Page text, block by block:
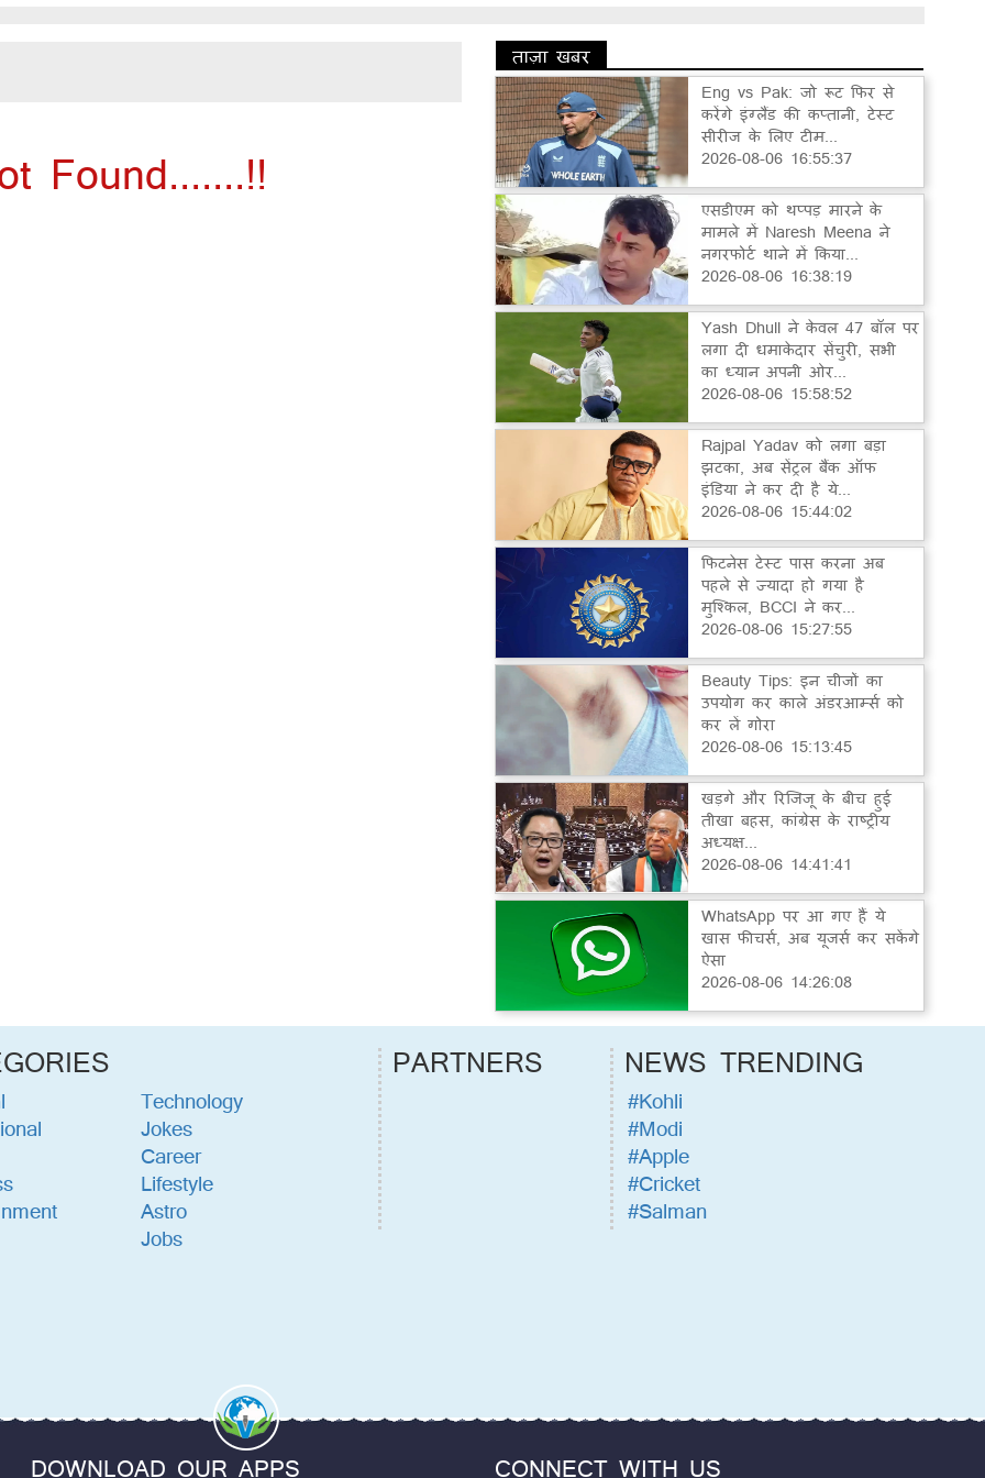
Found.......!!
ताज़ा खबर
Eng vs Pak: जो रूट फिर से
करेंगे इंग्लैंड की कप्तानी, टेस्ट
सीरीज के लिए टीम...
2026-08-06 16:55:37
एसडीएम को थप्पड़ मारने के
मामले में Naresh Meena ने
नगरफोर्ट थाने में किया...
2026-08-06 16:38:19
Yash Dhull ने केवल 47 बॉल पर
लगा दी धमाकेदार सेंचुरी, सभी
का ध्यान अपनी ओर...
2026-08-06 15:58:52
Rajpal Yadav को लगा बड़ा
झटका, अब सेंट्रल बैंक ऑफ
इंडिया ने कर दी है ये...
2026-08-06 15:44:02
फिटनेस टेस्ट पास करना अब
पहले से ज्यादा हो गया है
मुश्किल, BCCI ने कर...
2026-08-06 15:27:55
Beauty Tips: इन चीजों का
उपयोग कर काले अंडरआर्म्स को
कर लें गोरा
2026-08-06 15:13:45
खड़गे और रिजिजू के बीच हुई
तीखा बहस, कांग्रेस के राष्ट्रीय
अध्यक्ष...
2026-08-06 14:41:41
WhatsApp पर आ गए हैं ये
खास फीचर्स, अब यूजर्स कर सकेंगे
ऐसा
2026-08-06 14:26:08
Technology
Jokes
Career
Lifestyle
Astro
Jobs
PARTNERS NEWS TRENDING
#Kohli
#Modi
#Apple
#Cricket
#Salman
DOWNLOAD OUR APPS CONNECT WITH US